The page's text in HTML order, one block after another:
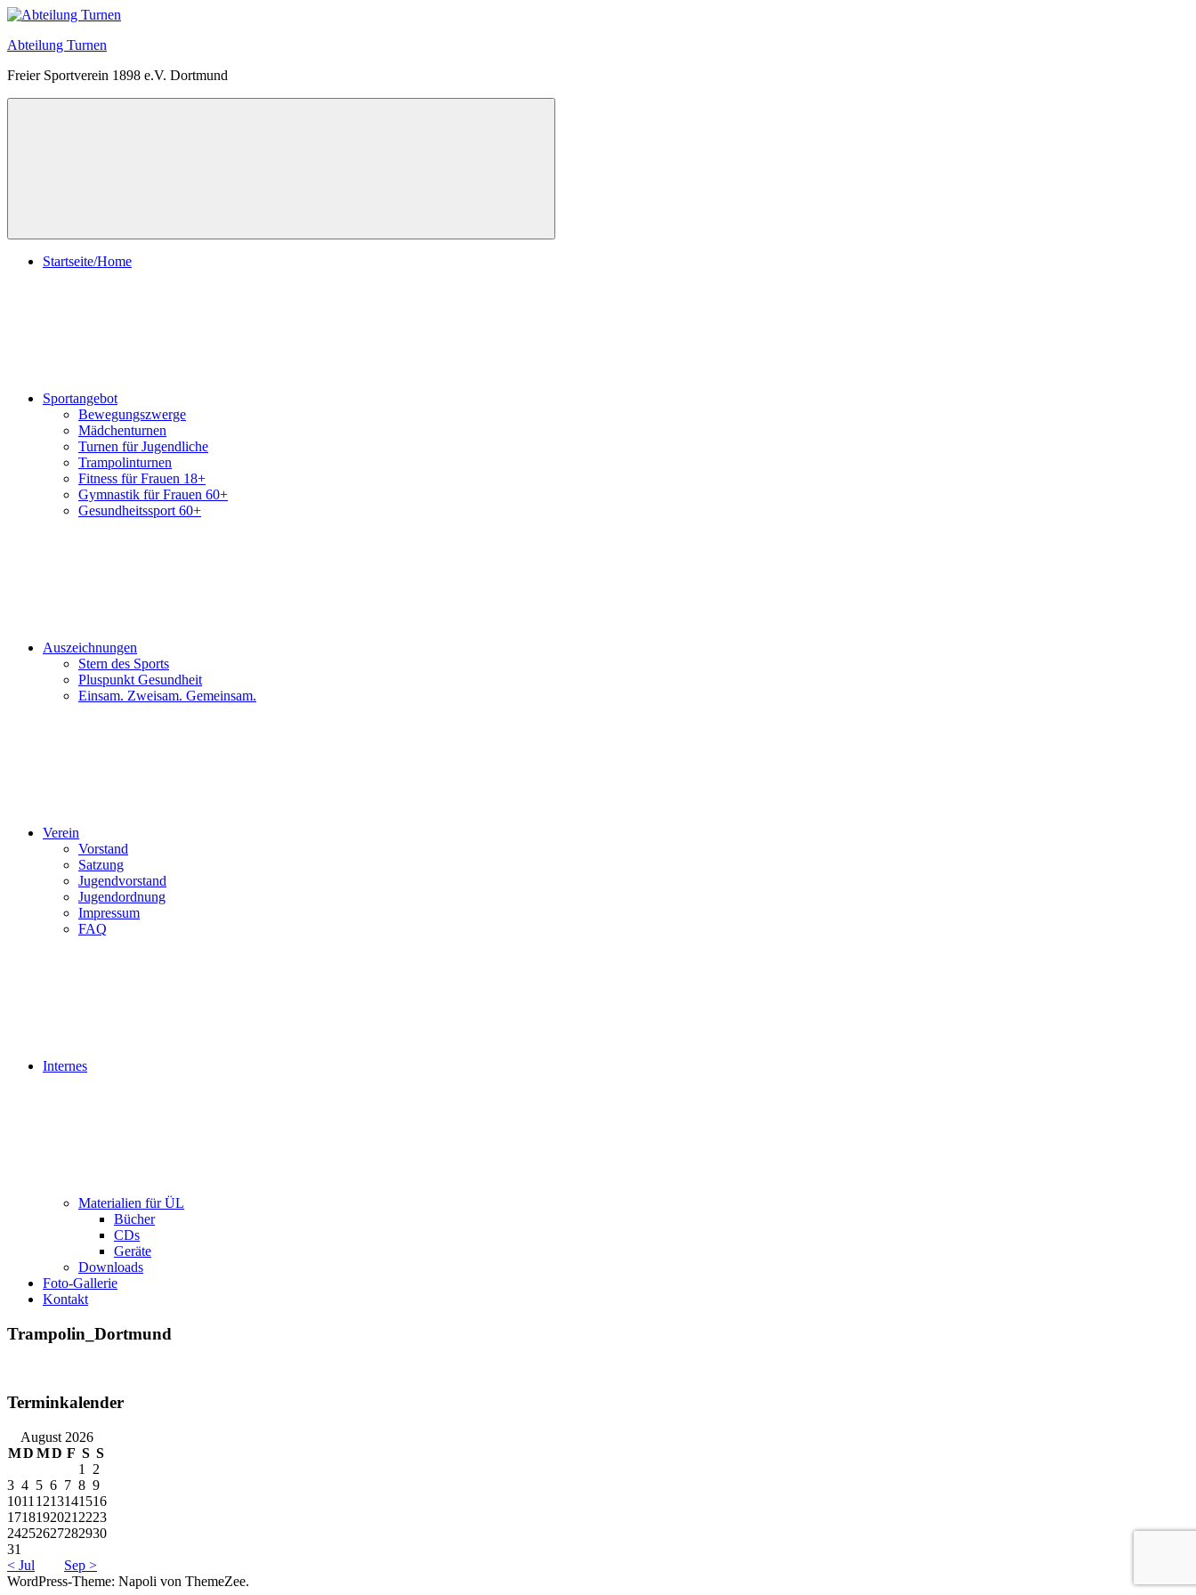
Zum
springen
Abteilung Turnen
Freier Sportverein 1898 e.V. Dortmund
Menü
Startseite/Home
Sportangebot
Bewegungszwerge
Mädchenturnen
Turnen für Jugendliche
Trampolinturnen
Fitness für Frauen 18+
Gymnastik für Frauen 60+
Gesundheitssport 60+
Auszeichnungen
Stern des Sports
Pluspunkt Gesundheit
Einsam. Zweisam. Gemeinsam.
Verein
Vorstand
Satzung
Jugendvorstand
Jugendordnung
Impressum
FAQ
Internes
Materialien für ÜL
Bücher
CDs
Geräte
Downloads
Foto-Gallerie
Kontakt
Trampolin_Dortmund
Terminkalender
August 2026
MD MD F S S
1
2
3 4 5 6 7 8 9
1011 1213141516
1718192021 2223
24252627282930
31
< Jul
Sep >
WordPress-Theme: Napoli von ThemeZee.